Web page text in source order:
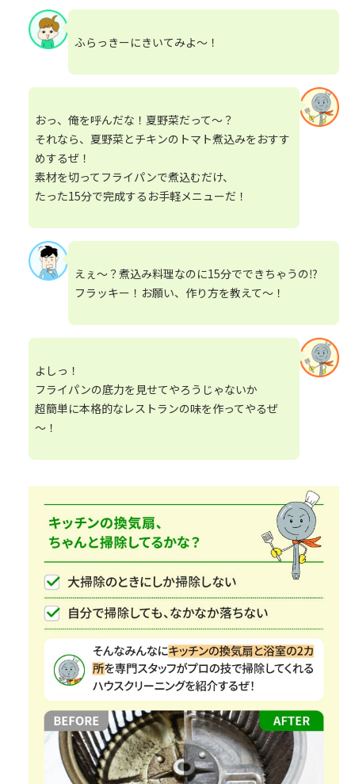
ふらっきーにきいてみよ～！
おっ、俺を呼んだな！夏野菜だって～？
それなら、夏野菜とチキンのトマト煮込みをおすす
めするぜ！
素材を切ってフライパンで煮込むだけ、
たった15分で完成するお手軽メニューだ！
えぇ～？煮込み料理なのに15分でできちゃうの⁉
フラッキー！お願い、作り方を教えて～！
よしっ！
フライパンの底力を見せてやろうじゃないか
超簡単に本格的なレストランの味を作ってやるぜ
～！